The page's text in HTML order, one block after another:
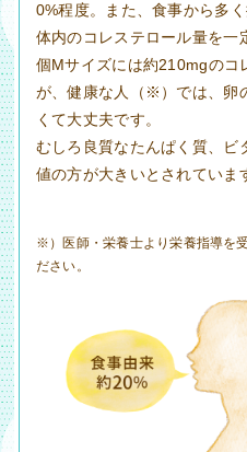
0%程度。また、食事から多
体内のコレステロール量を一
個Mサイズには約210mgのコ
が、健康な人（※）では、卵
くて大丈夫です。
むしろ良質なたんぱく質、ビ
値の方が大きいとされていま
※）医師・栄養士より栄養指導を
ださい。